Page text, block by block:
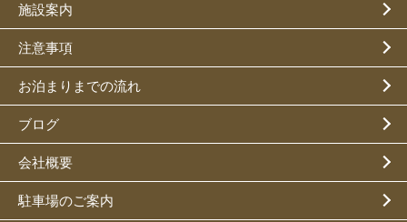
施設案内
注意事項
お泊まりまでの流れ
ブログ
会社概要
駐車場のご案内